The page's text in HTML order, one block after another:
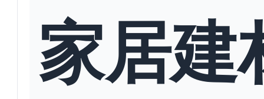
家居建